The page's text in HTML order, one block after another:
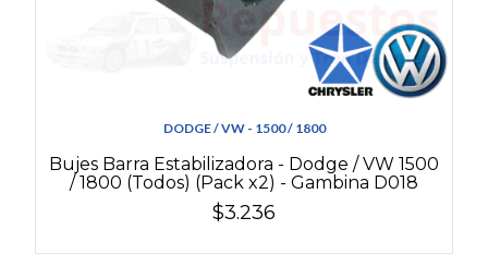
DODGE / VW - 1500 / 1800
Bujes Barra Estabilizadora - Dodge / VW 1500
/ 1800 (Todos) (Pack x2) - Gambina D018
$3.236